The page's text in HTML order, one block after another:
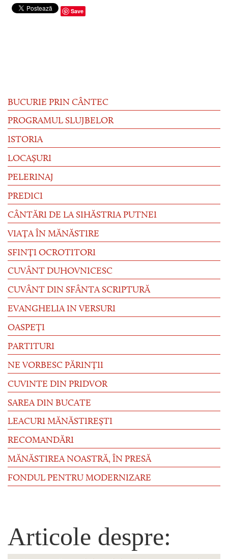
Save
BUCURIE PRIN CÂNTEC
PROGRAMUL SLUJBELOR
ISTORIA
LOCAȘURI
PELERINAJ
PREDICI
CÂNTĂRI DE LA SIHĂSTRIA PUTNEI
VIAȚA ÎN MĂNĂSTIRE
SFINȚI OCROTITORI
CUVÂNT DUHOVNICESC
CUVÂNT DIN SFÂNTA SCRIPTURĂ
EVANGHELIA IN VERSURI
OASPEȚI
PARTITURI
NE VORBESC PĂRINȚII
CUVINTE DIN PRIDVOR
SAREA DIN BUCATE
LEACURI MĂNĂSTIREȘTI
RECOMANDĂRI
MĂNĂSTIREA NOASTRĂ, ÎN PRESĂ
FONDUL PENTRU MODERNIZARE
Articole despre: